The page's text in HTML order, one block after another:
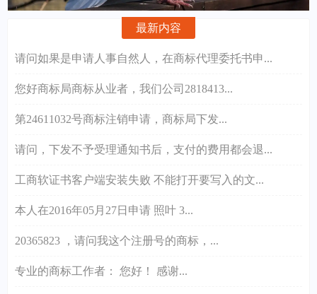
最新内容
请问如果是申请人事自然人，在商标代理委托书申...
您好商标局商标从业者，我们公司2818413...
第24611032号商标注销申请，商标局下发...
请问，下发不予受理通知书后，支付的费用都会退...
工商软证书客户端安装失败 不能打开要写入的文...
本人在2016年05月27日申请 照叶 3...
20365823 ，请问我这个注册号的商标，...
专业的商标工作者： 您好！ 感谢...